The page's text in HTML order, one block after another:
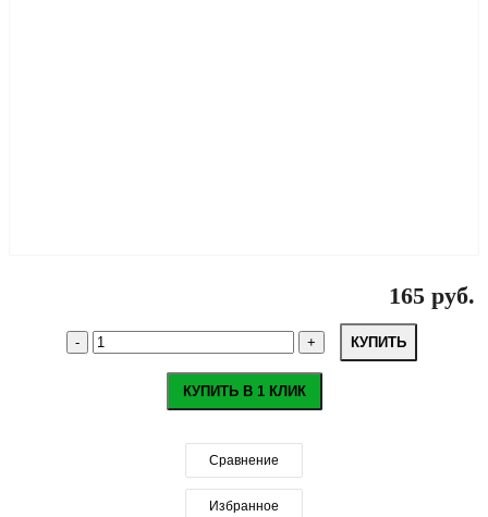
165 руб.
КУПИТЬ
КУПИТЬ В 1 КЛИК
Сравнение
Избранное